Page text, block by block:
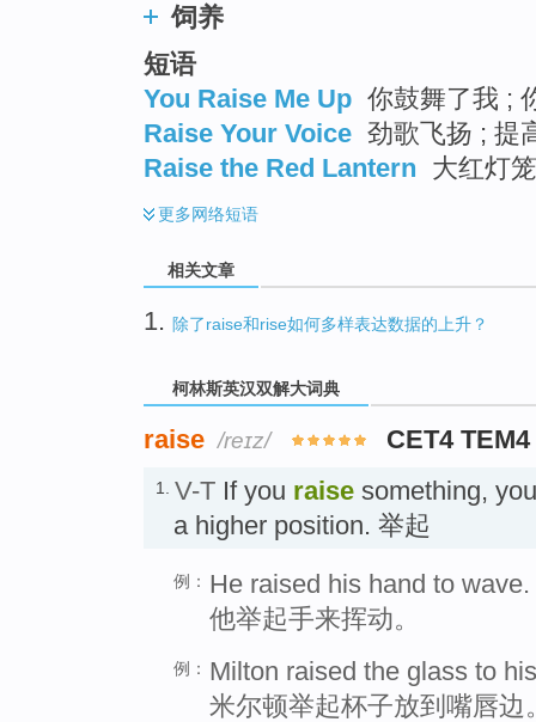
饲养
短语
You Raise Me Up 你鼓舞了我 ;
Raise Your Voice 劲歌飞扬 ; 提
Raise the Red Lantern 大红灯
更多网络短语
相关文章
1. 除了raise和rise如何多样表达数据的上升？
柯林斯英汉双解大词典
raise /reɪz/ CET4 TEM4
1. V-T If you raise something,
a higher position. 举起
例： He raised his hand to wave.
他举起手来挥动。
例： Milton raised the glass to
米尔顿举起杯子放到嘴唇边